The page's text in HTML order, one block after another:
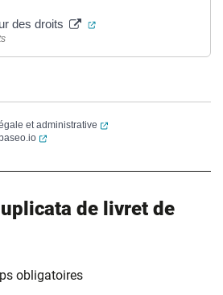
des droits (ouverture dans un
et administrative
(ouverture dans un
baseo.io (ouverture dans un nouvel onglet)
de livret de
obligatoires